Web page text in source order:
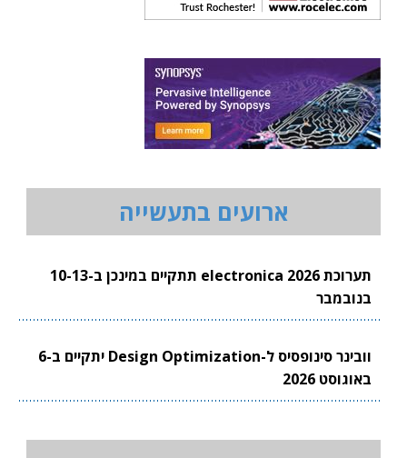
ארועים בתעשייה
תערוכת electronica 2026 תתקיים במינכן ב-10-13
בנובמבר
וובינר סינופסיס ל-Design Optimization יתקיים ב-6
באוגוסט 2026